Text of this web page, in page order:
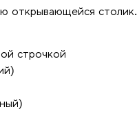
открывающейся столик.
строчкой